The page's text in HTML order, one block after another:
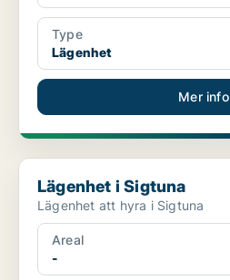
Type
Lägenhet
Mer info
Lägenhet i Sigtuna
Lägenhet i Sigtuna
Lägenhet att hyra i Sigtuna
Areal
-